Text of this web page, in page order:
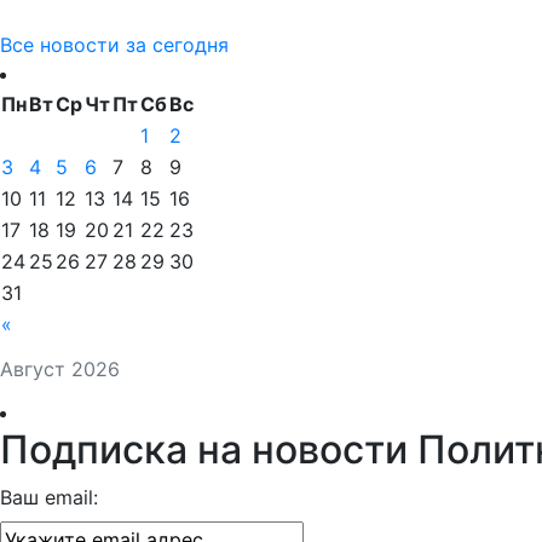
Все новости за сегодня
Август 2026
ПнВтСрЧтПтСбВс
«
1
2
3
4 5 6 7 8
9
10 11 12 13 14 15 16
17 18 19 20 21 22 23
24 25 26 27 28 29 30
31
Подписка на новости
Ваш email: